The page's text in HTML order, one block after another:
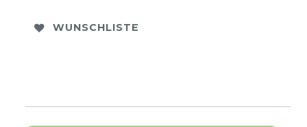
WUNSCHLISTE